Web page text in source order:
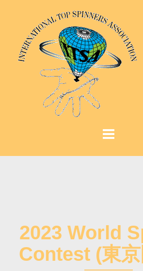
2023 World
Contest (東京